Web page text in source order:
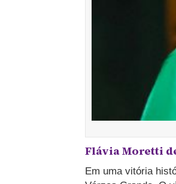
Flávia Moretti
Em uma vitória